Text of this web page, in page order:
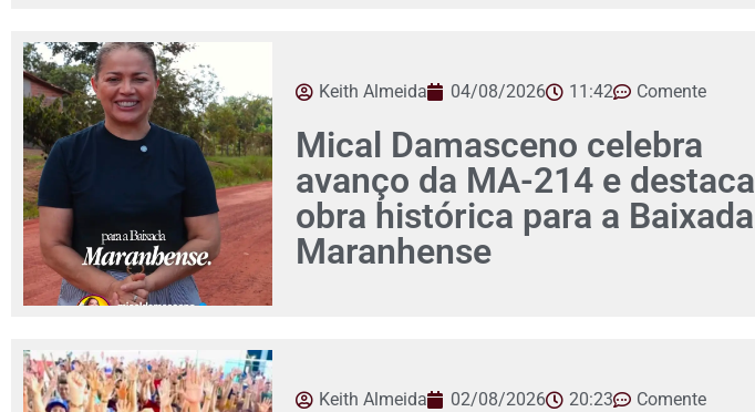
Keith Almeida 04/08/2026 11:42 Comente
Mical Damasceno celebra
avanço da MA-214 e destaca
obra histórica para a Baixada
Maranhense
Keith Almeida 02/08/2026 20:23 Comente